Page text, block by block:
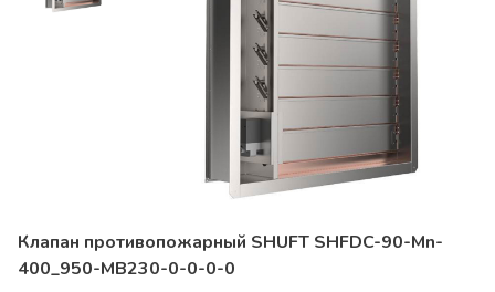
Клапан противопожарный SHUFT SHFDC-90-Mn-
400_950-MB230-0-0-0-0